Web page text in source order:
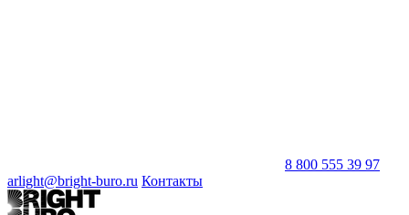
8 800 555 39 97
arlight@bright-buro.ru Контакты